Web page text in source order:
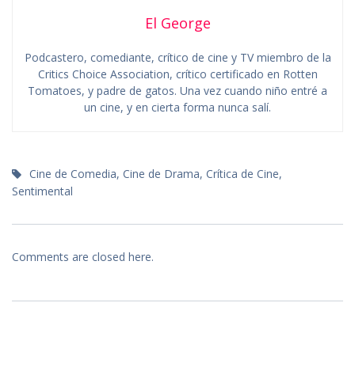
El George
Podcastero, comediante, crítico de cine y TV miembro de la
Critics Choice Association, crítico certificado en Rotten
Tomatoes, y padre de gatos. Una vez cuando niño entré a
un cine, y en cierta forma nunca salí.
Cine de Comedia, Cine de Drama, Crítica de Cine,
Sentimental
Comments are closed here.